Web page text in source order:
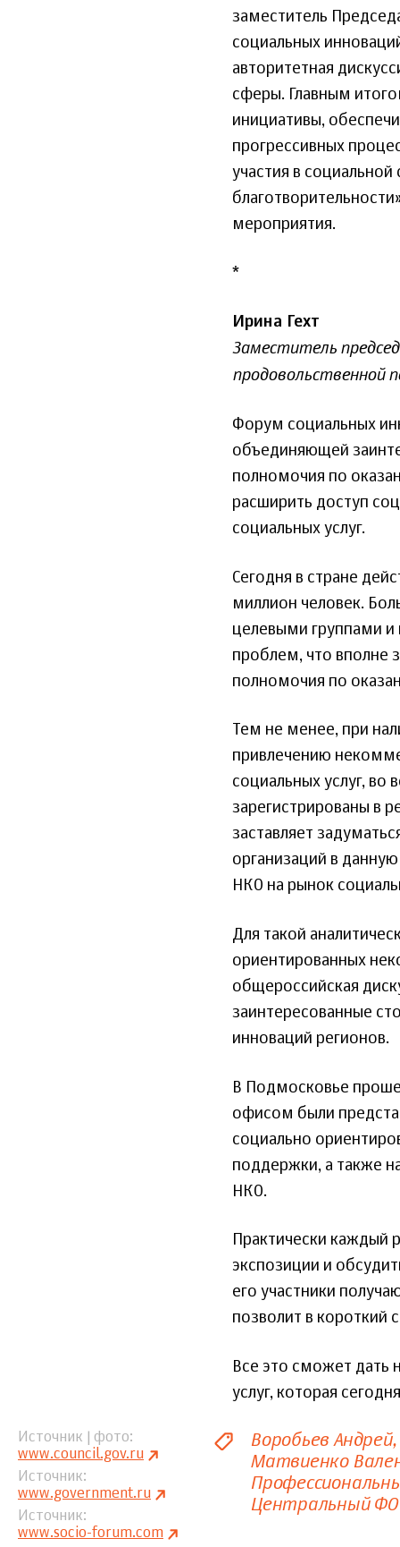
заместитель
социальных
авторитетная
сферы. Главным
инициативы,
прогрессивных
участия в
мероприятия.
*
Ирина Гехт
Заместитель
продовольственной
Форум социальных
объединяющей
полномочия по
расширить доступ
социальных услуг.
Сегодня в стране
миллион человек.
целевыми группами
проблем, что вполне
полномочия по
Тем не менее, при
привлечению
социальных услуг, во
зарегистрированы в
заставляет
организаций в
НКО на рынок
Для такой
ориентированных
общероссийская
заинтересованные
инноваций регионов.
В Подмосковье
офисом были
социально
поддержки, а также
НКО.
Практически каждый
экспозиции и
его участники
позволит в короткий
Все это сможет дать
услуг, которая
Источник | фото
www.council.gov.ru
Источник
www.government.ru
Источник
www.socio-forum.com
Воробьев Андрей
Матвиенко
Центральный ФО